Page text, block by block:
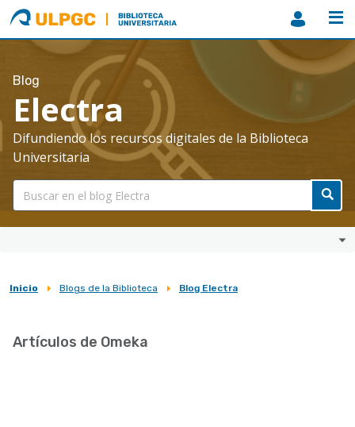
ULPGC
Biblioteca
ULPGC
Blog
Electra
Difundiendo los recursos digitales de la Biblioteca
Universitaria
Sobrescribir
de
Inicio Blogs de la Biblioteca Blog Electra
Artículos de Omeka